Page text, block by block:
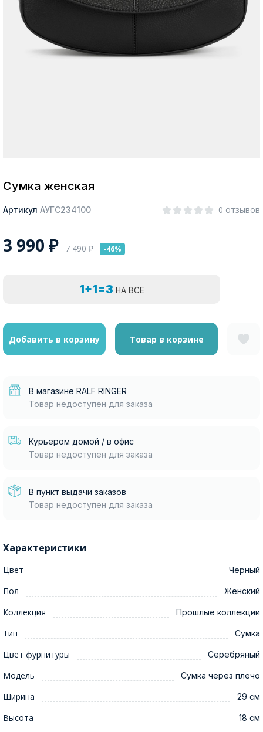
Сумка женская
Артикул АУГС234100 0 отзывов
3 990 ₽ 7 490₽ -46%
1+1=3 НА ВСЁ
Добавить в корзину Товар в корзине
В магазине RALF RINGER
Товар недоступен для заказа
Курьером домой / в офис
Товар недоступен для заказа
В пункт выдачи заказов
Товар недоступен для заказа
Характеристики
Цвет Черный
Пол Женский
Коллекция Прошлые коллекции
Тип Сумка
Цвет фурнитуры Серебряный
Модель Сумка через плечо
Ширина 29 см
Высота 18 см